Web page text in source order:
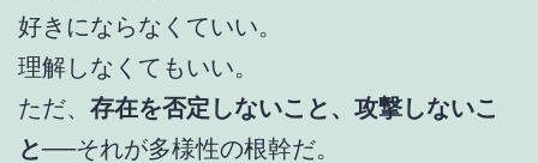
好きにならなくていい。
理解しなくてもいい。
ただ、 存在を否定しないこと、攻撃しないこ
と──それが多様性の根幹だ。